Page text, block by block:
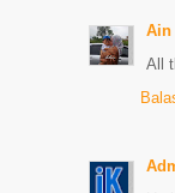
Ain
All